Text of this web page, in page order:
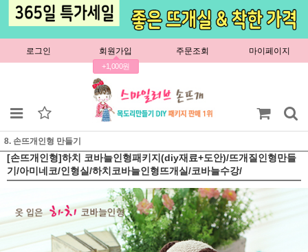
로그인 회원가입
+1,000원
주문조회 마이페이지
8. 손뜨개인형 만들기
[손뜨개인형]하치 코바늘인형패키지(diy재료+도안)/뜨개질인형만들
기/아미네코/인형실/하치코바늘인형뜨개실/코바늘수강/